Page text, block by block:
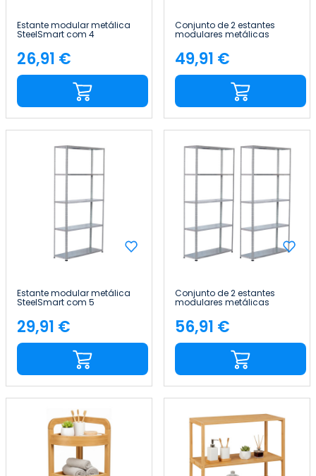
Estante modular metálica
SteelSmart com 4
70 cm 7house
Preço
26,91 €
Conjunto de 2 estantes
modulares metálicas
prateleiras, capacidade de
160 kg, 145 x 30 x 70 cm
Preço
49,91 €
Estante modular metálica
SteelSmart com 5
90 cm 7house
Preço
29,91 €
Conjunto de 2 estantes
modulares metálicas
prateleiras, capacidade de
200 kg, 180 x 30 x 90 cm
Preço
56,91 €